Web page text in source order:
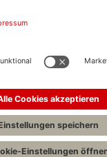
C.H.BECK